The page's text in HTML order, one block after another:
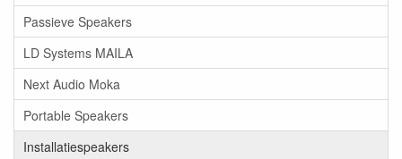
Passieve Speakers
LD Systems MAILA
Next Audio Moka
Portable Speakers
Installatiespeakers